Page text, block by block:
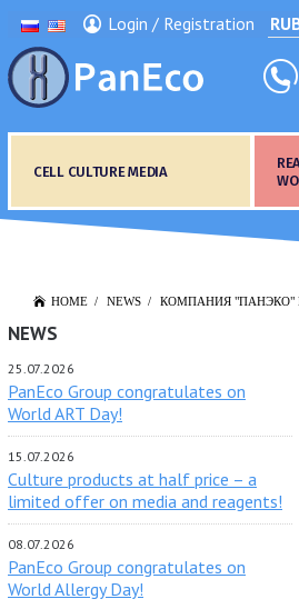
Login / Registration
CELL CULTURE MEDIA
HOME NEWS КОМПАНИЯ "ПАНЭКО"
NEWS
25.07.2026
PanEco Group congratulates on
World ART Day!
15.07.2026
Culture products at half price – a
limited offer on media and reagents!
08.07.2026
PanEco Group congratulates on
World Allergy Day!